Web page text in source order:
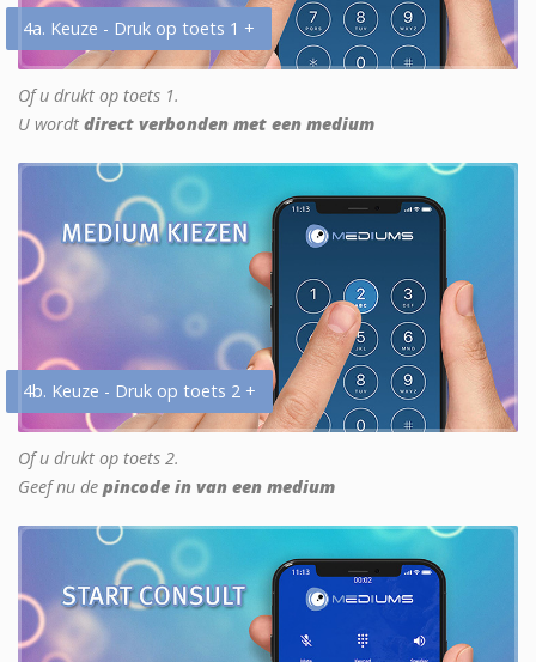
4a. Keuze - Druk op toets 1 +
Of u drukt op toets 1.
U wordt direct verbonden met een medium
4b. Keuze - Druk op toets 2 +
Of u drukt op toets 2.
Geef nu de pincode in van een medium